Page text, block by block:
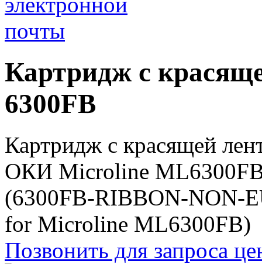
Картридж с
6300FB
Картридж с красящей
ОКИ Microline
(6300FB-RIBBON-NON-
for Microline ML6300FB)
Позвонить для запроса